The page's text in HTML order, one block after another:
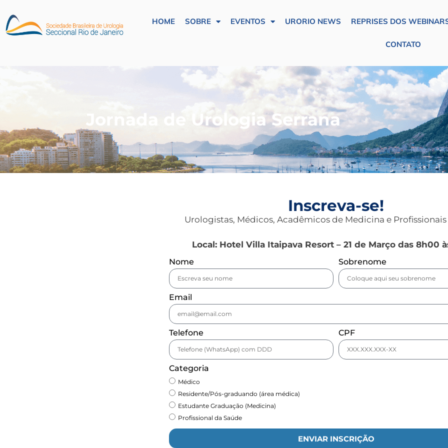
HOME SOBRE EVENTOS URORIO NEWS REPRISES DOS
CONTATO
Jornada de Urologia Serrana
Inscreva-se!
Urologistas, Médicos, Acadêmicos de Medicina e Profissionais
Local: Hotel Villa Itaipava Resort – 21 de Março das 8h00
Nome Sobrenome
Email
Telefone CPF
Categoria
Médico
Residente/Pós-graduando (área médica)
Estudante Graduação (Medicina)
Profissional da Saúde
ENVIAR INSCRIÇÃO